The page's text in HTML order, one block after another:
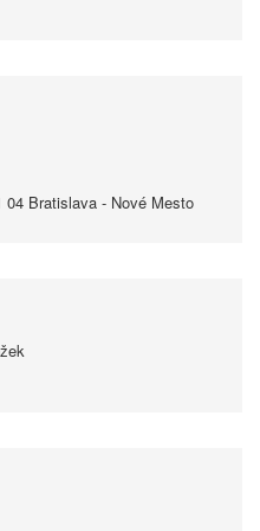
04 Bratislava - Nové Mesto